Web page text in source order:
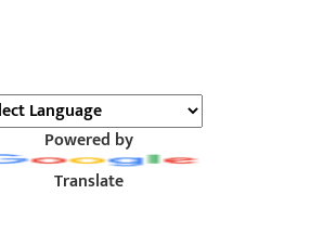
Powered by
Translate